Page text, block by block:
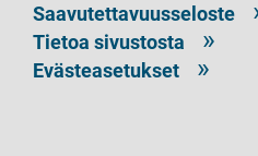
Saavutettavuusseloste
Tietoa sivustosta
Evästeasetukset